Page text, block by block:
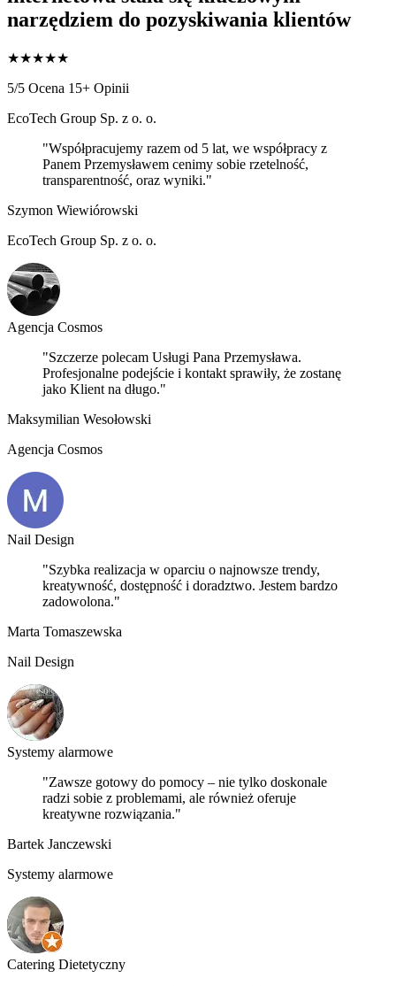
narzędziem do pozyskiwania klientów
★★★★★
5/5 Ocena 15+ Opinii
EcoTech Group Sp. z o. o.
"Współpracujemy razem od 5 lat, we współpracy z
Panem Przemysławem cenimy sobie rzetelność,
transparentność, oraz wyniki."
Szymon Wiewiórowski
EcoTech Group Sp. z o. o.
Agencja Cosmos
"Szczerze polecam Usługi Pana Przemysława.
Profesjonalne podejście i kontakt sprawiły, że zostanę
jako Klient na długo."
Maksymilian Wesołowski
Agencja Cosmos
Nail Design
"Szybka realizacja w oparciu o najnowsze trendy,
kreatywność, dostępność i doradztwo. Jestem bardzo
zadowolona."
Marta Tomaszewska
Nail Design
Systemy alarmowe
"Zawsze gotowy do pomocy – nie tylko doskonale
radzi sobie z problemami, ale również oferuje
kreatywne rozwiązania."
Bartek Janczewski
Systemy alarmowe
Catering Dietetyczny